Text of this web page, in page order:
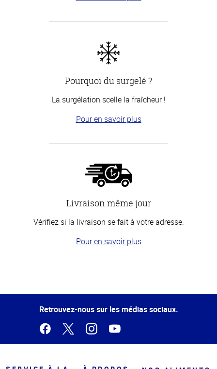
Pourquoi du surgelé ?
La surgélation scelle la fraîcheur !
Pour en savoir plus
Livraison même jour
Vérifiez si la livraison se fait à votre adresse.
Pour en savoir plus
de la
Retrouvez-nous sur les médias sociaux.